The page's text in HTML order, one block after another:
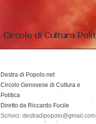
Destra di Popolo.net
Circolo Genovese di Cultura e
Politica
Diretto da Riccardo Fucile
Scrivici: destradipopolo@gmail.com